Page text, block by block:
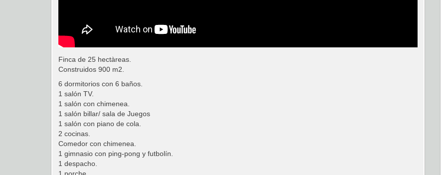
Finca de 25 hectàreas.
Construidos 900 m2.
6 dormitorios con 6 baños.
1 salón TV.
1 salón con chimenea.
1 salón billar/ sala de Juegos
1 salón con piano de cola.
2 cocinas.
Comedor con chimenea.
1 gimnasio con ping-pong y futbolín.
1 despacho.
1 porche.